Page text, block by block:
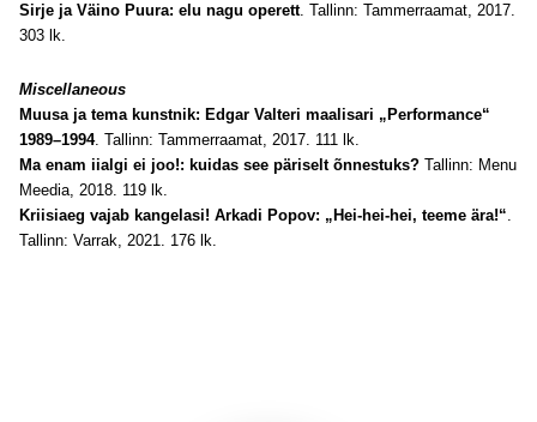
Sirje ja Väino Puura: elu nagu operett. Tallinn: Tammerraamat, 2017.
303 lk.
Miscellaneous
Muusa ja tema kunstnik: Edgar Valteri maalisari „Performance“
1989–1994. Tallinn: Tammerraamat, 2017. 111 lk.
Ma enam iialgi ei joo!: kuidas see päriselt õnnestuks? Tallinn: Menu
Meedia, 2018. 119 lk.
Kriisiaeg vajab kangelasi! Arkadi Popov: „Hei-hei-hei, teeme ära!“.
Tallinn: Varrak, 2021. 176 lk.